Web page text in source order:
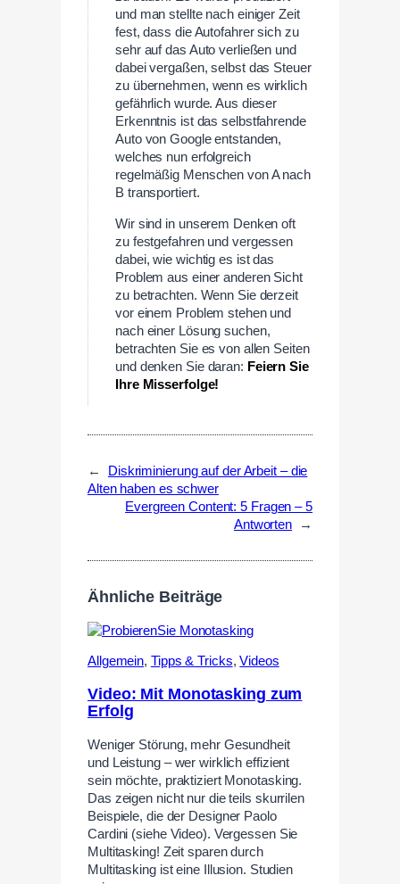
und man stellte nach einiger Zeit
fest, dass die Autofahrer sich zu
sehr auf das Auto verließen und
dabei vergaßen, selbst das Steuer
zu übernehmen, wenn es wirklich
gefährlich wurde. Aus dieser
Erkenntnis ist das selbstfahrende
Auto von Google entstanden,
welches nun erfolgreich
regelmäßig Menschen von A nach
B transportiert.
Wir sind in unserem Denken oft
zu festgefahren und vergessen
dabei, wie wichtig es ist das
Problem aus einer anderen Sicht
zu betrachten. Wenn Sie derzeit
vor einem Problem stehen und
nach einer Lösung suchen,
betrachten Sie es von allen Seiten
und denken Sie daran: Feiern Sie
Ihre Misserfolge!
←
Diskriminierung auf der Arbeit – die
Alten haben es schwer
Evergreen Content: 5 Fragen – 5
Antworten
→
Ähnliche Beiträge
Allgemein, Tipps & Tricks,Videos
Video: Mit Monotasking zum
Erfolg
Weniger Störung, mehr Gesundheit
und Leistung – wer wirklich effizient
sein möchte, praktiziert Monotasking.
Das zeigen nicht nur die teils skurrilen
Beispiele, die der Designer Paolo
Cardini (siehe Video). Vergessen Sie
Multitasking! Zeit sparen durch
Multitasking ist eine Illusion. Studien